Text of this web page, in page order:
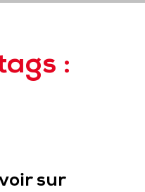
:
sur